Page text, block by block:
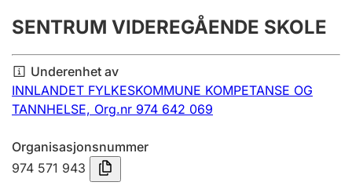
Årsregnskap
Innsending og forsinkelsesgebyr
Tinglysing
SENTRUM VIDEREGÅENDE SKOLE
Underenhet av
INNLANDET FYLKESKOMMUNE KOMPETANSE OG
TANNHELSE, Org.nr 974 642 069
Organisasjonsnummer
974 571 943